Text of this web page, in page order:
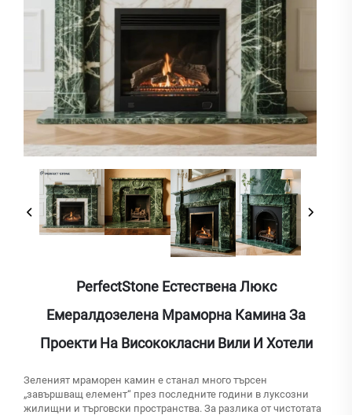
PerfectStone Естествена Люкс
Емералдозелена Мраморна Камина За
Проекти На Висококласни Вили И Хотели
Зеленият мраморен камин е станал много търсен
„завършващ елемент“ през последните години в луксозни
жилищни и търговски пространства. За разлика от чистотата